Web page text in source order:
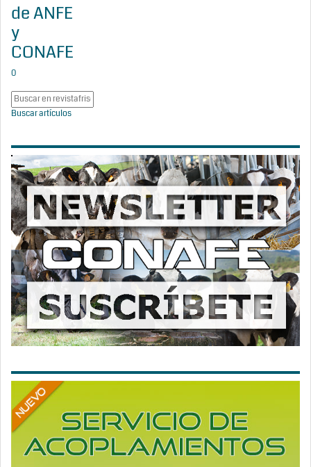
de ANFE
y
CONAFE
0
Buscar artículos